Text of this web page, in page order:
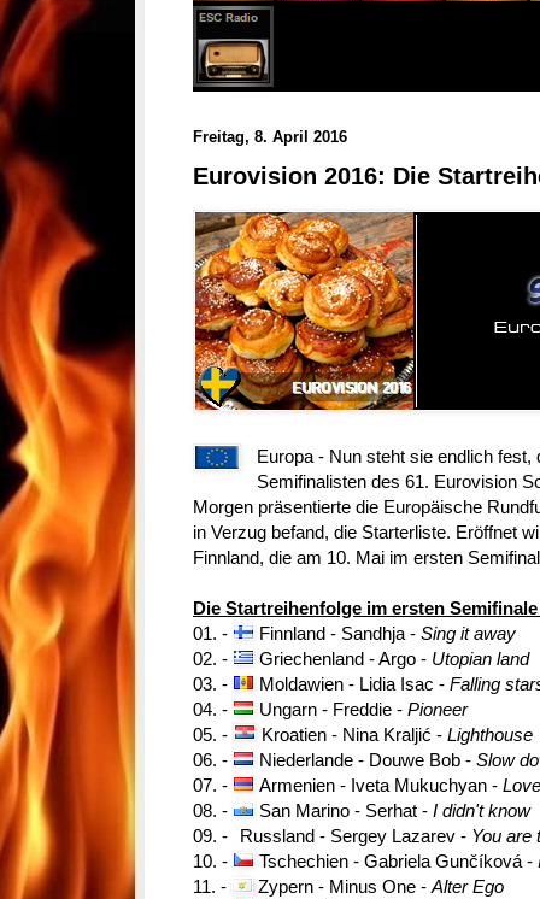
Freitag, 8. April 2016
Eurovision 2016: Die
Europa - Nun steht sie endlich fest,
Semifinalisten des 61. Eurovision
Morgen präsentierte die Europäische
in Verzug befand, die Starterliste. Eröffnet
Finnland, die am 10. Mai im ersten
Die Startreihenfolge im ersten
01. - Finnland - Sandhja - Sing it away
02. - Griechenland - Argo - Utopian land
03. - Moldawien - Lidia Isac - Falling
04. - Ungarn - Freddie - Pioneer
05. - Kroatien - Nina Kraljić - Lighthouse
06. - Niederlande - Douwe Bob - Slow
07. - Armenien - Iveta Mukuchyan -
08. - San Marino - Serhat - I didn't know
09. - Russland - Sergey Lazarev - You are
10. - Tschechien - Gabriela Gunčíková -
11. - Zypern - Minus One - Alter Ego